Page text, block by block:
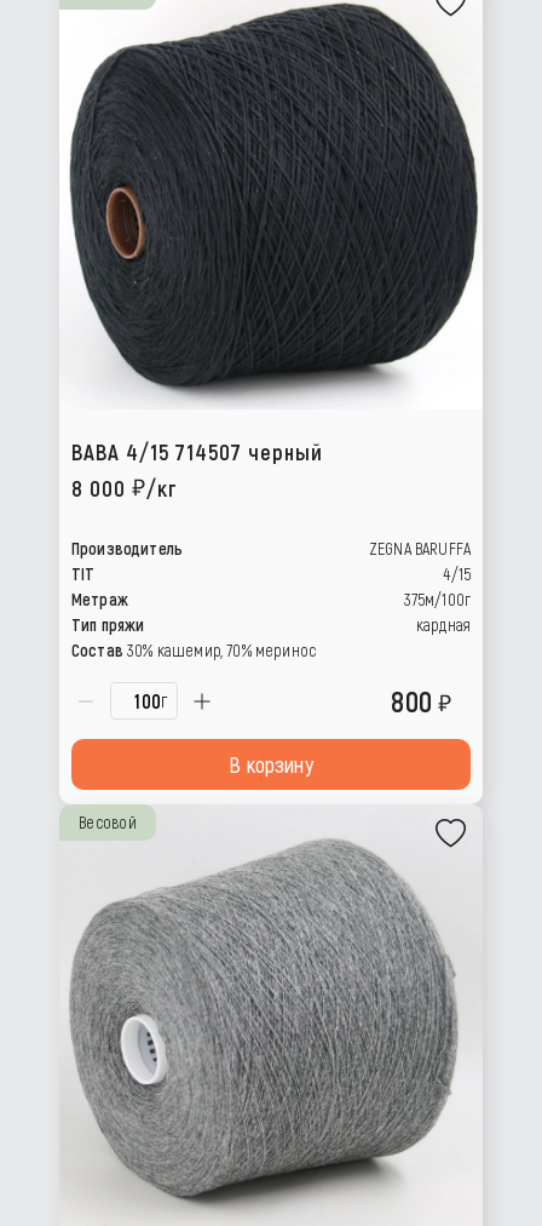
BABA 4/15 714507 черный
8 000
/кг
Производитель
ZEGNA BARUFFA
TIT
4/15
Метраж
375м/100г
Тип пряжи
кардная
Состав 30% кашемир, 70% меринос
г 800
В корзину
Весовой